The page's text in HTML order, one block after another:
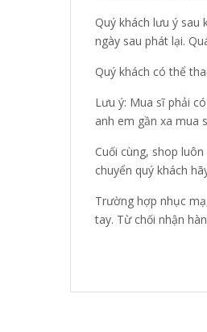
Quý khách lưu ý sau
ngày sau phát lại.
Quý khách có thể
Lưu ý: Mua sĩ phải
anh em gần xa mua
Cuối cùng, shop
chuyển quý khách
Trường hợp nhục
tay. Từ chối nhận